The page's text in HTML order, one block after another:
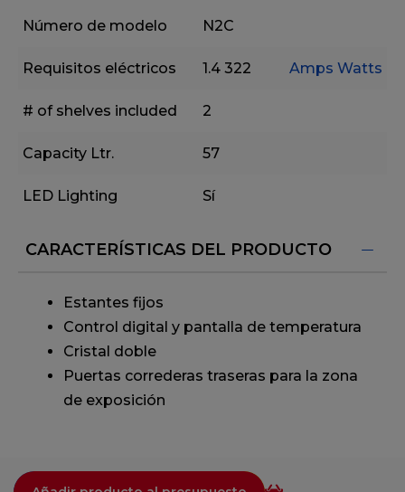
Número de modelo N2C
Requisitos eléctricos 1.4 322 Amps Watts
# of shelves included 2
Capacity Ltr. 57
LED Lighting Sí
CARACTERÍSTICAS DEL PRODUCTO
Estantes fijos
Control digital y pantalla de temperatura
Cristal doble
Puertas correderas traseras para la zona
de exposición